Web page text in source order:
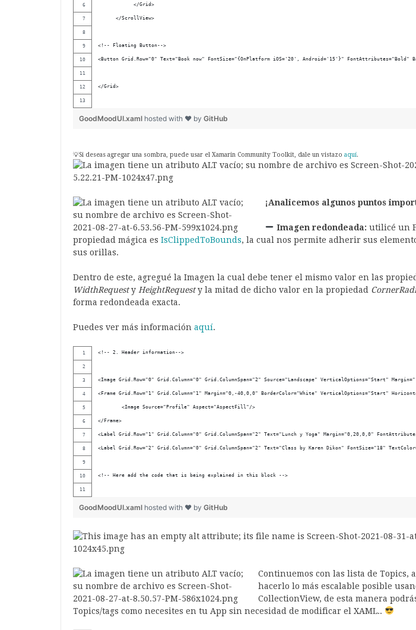
            </Grid>
      </ScrollView>
<!-- Floating Button-->
<Button Grid.Row="0" Text="Book now" FontSize="{OnPlatform iOS='20', Android='15'}" FontAttributes="Bold"
</Grid>
GoodMoodUI.xaml hosted with ❤ by GitHub
💡Si deseas agregar una sombra, puede usar el Xamarin Community Toolkit, dale un vistazo aquí.
¡Analicemos algunos puntos
Imagen redondeada: utilicé un
propiedad mágica es IsClippedToBounds, la cual nos permite adherir sus
sus orillas.
Dentro de este, agregué la Imagen la cual debe tener el mismo valor en las
WidthRequesty HeightRequesty la mitad de dicho valor en la propiedad
forma redondeada exacta.
Puedes ver más información aquí.
<!-- 2. Header information-->
<Image Grid.Row="0" Grid.Column="0" Grid.ColumnSpan="2" Source="Landscape" VerticalOptions="Start"
<Frame Grid.Row="1" Grid.Column="1" Margin="0,-40,0,0" BorderColor="White" VerticalOptions="Start"
        <Image Source="Profile" Aspect="AspectFill"/>
</Frame>
<Label Grid.Row="1" Grid.Column="0" Grid.ColumnSpan="2" Text="Lunch y Yoga" Margin="0,20,0,0"
<Label Grid.Row="2" Grid.Column="0" Grid.ColumnSpan="2" Text="Class by Karen Dikon" FontSize="18"
<!-- Here add the code that is being explained in this block -->
GoodMoodUI.xaml hosted with ❤ by GitHub
Continuemos con las lista de Topics,
hacerlo lo más escalable posible
CollectionView, de esta manera
Topics/tags como necesites en tu App sin necesidad de modificar el XAML..